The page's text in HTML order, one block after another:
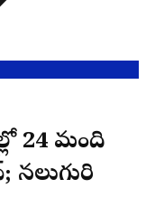
24 మంది
నలుగురి